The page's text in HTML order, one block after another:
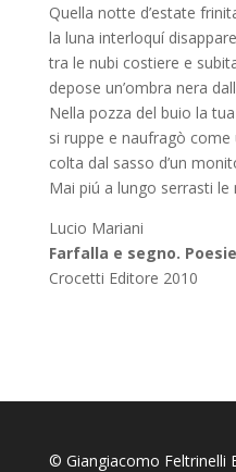
Quella notte d’estate
la luna interloquí
tra le nubi costiere e
depose un’ombra nera
Nella pozza del buio la
si ruppe e naufragò come
colta dal sasso d’un
Mai piú a lungo serrasti le
Lucio Mariani
Farfalla e segno.
Crocetti Editore 2010
© Giangiacomo Feltrinelli